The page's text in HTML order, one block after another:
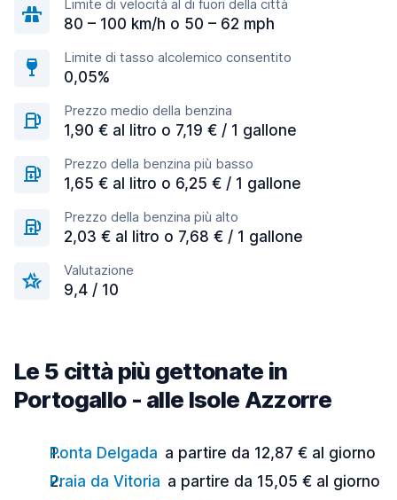
Limite di velocità al di fuori della città
80 – 100 km/h o 50 – 62 mph
Limite di tasso alcolemico consentito
0,05%
Prezzo medio della benzina
1,90 € al litro o 7,19 € / 1 gallone
Prezzo della benzina più basso
1,65 € al litro o 6,25 € / 1 gallone
Prezzo della benzina più alto
2,03 € al litro o 7,68 € / 1 gallone
Valutazione
9,4 / 10
Le 5 città più gettonate in
Portogallo - alle Isole Azzorre
Ponta Delgada a partire da 12,87 € al giorno
Praia da Vitoria a partire da 15,05 € al giorno